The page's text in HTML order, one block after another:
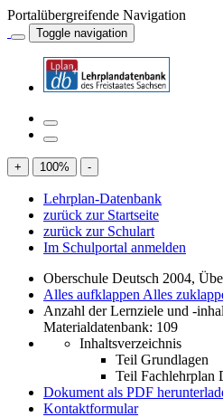
Portalübergreifende Navigation
Toggle navigation
+ 100% -
Lehrplan-Datenbank
zurück zur Startseite
zurück zur Schulart
Im Schulportal anmelden
Oberschule Deutsch 2004,
Alles aufklappen Alles
Anzahl der Lernziele und -
Materialdatenbank: 109
Inhaltsverzeichnis
Teil Grundlagen
Teil Fachlehrplan
Dokument als PDF
Kontaktformular